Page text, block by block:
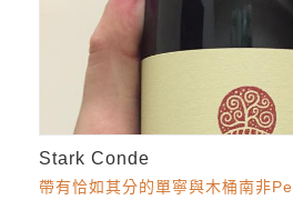
Stark Conde
帶有恰如其分的單寧與木桶南非